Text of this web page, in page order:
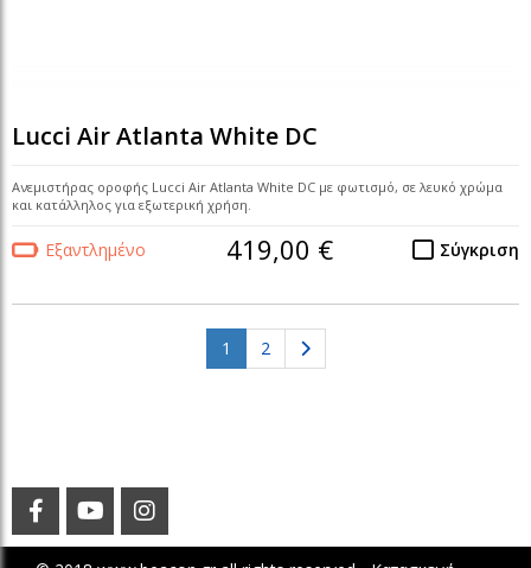
Lucci Air Atlanta White DC
Ανεμιστήρας οροφής Lucci Air Atlanta White DC με φωτισμό, σε λευκό χρώμα
και κατάλληλος για εξωτερική χρήση.
Εξαντλημένο Σύγκριση
419,00 €
1 (current)
2